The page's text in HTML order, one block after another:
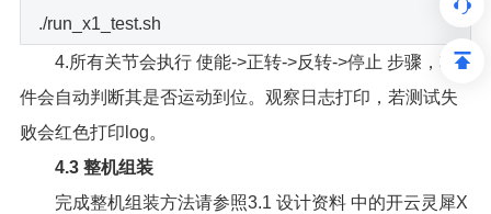
./run_x1_test.sh
4.所有关节会执行 使能->正转->反转->停止 步骤，软
件会自动判断其是否运动到位。观察日志打印，若测试失
败会红色打印log。
4.3 整机组装
完成整机组装方法请参照3.1 设计资料 中的开云灵犀X